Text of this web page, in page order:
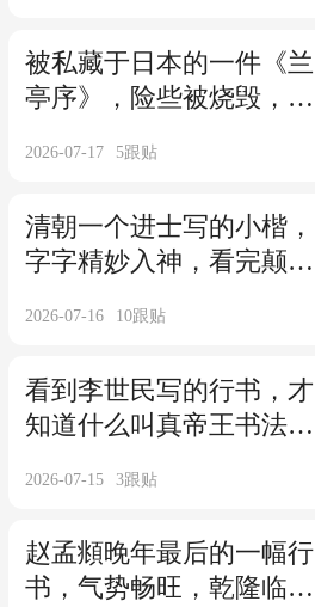
被私藏于日本的一件《兰
亭序》，险些被烧毁，看
路！
2026-07-17 5跟贴
清朝一个进士写的小楷，
字字精妙入神，看完颠覆
2026-07-16 10跟贴
看到李世民写的行书，才
知道什么叫真帝王书法，
2026-07-15 3跟贴
赵孟頫晚年最后的一幅行
书，气势畅旺，乾隆临摹